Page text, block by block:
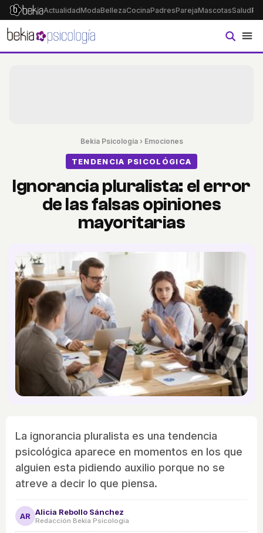
ActualidadModaBellezaCocinaPadresParejaMascotasSalud
Bekia Psicología› Emociones
TENDENCIA PSICOLÓGICA
Ignorancia pluralista: el error
de las falsas opiniones
mayoritarias
La ignorancia pluralista es una tendencia
psicológica aparece en momentos en los que
alguien esta pidiendo auxilio porque no se
atreve a decir lo que piensa.
AR Alicia Rebollo Sánchez
Redacción Bekia Psicología